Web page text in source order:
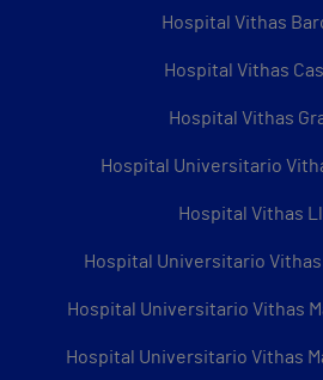
Hospital Vithas
Hospital Vithas
Hospital Vithas
Hospital Universitario
Hospital Vithas
Hospital Universitario Vithas
Hospital Universitario Vithas
Hospital Universitario Vithas